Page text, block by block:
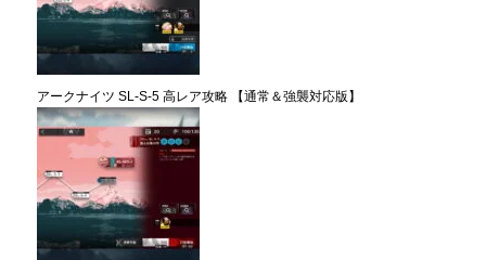
アークナイツ SL-S-5 高レア攻略 【通常＆強襲対応版】